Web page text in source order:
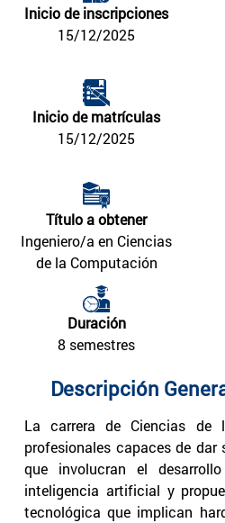
Inicio de inscripciones
15/12/2025
Inicio de matrículas
15/12/2025
Título a obtener
Ingeniero/a en Ciencias
de la Computación
Duración
8 semestres
Descripción
La carrera de Ciencias de
profesionales capaces de
que involucran el
inteligencia artificial y
tecnológica que implican